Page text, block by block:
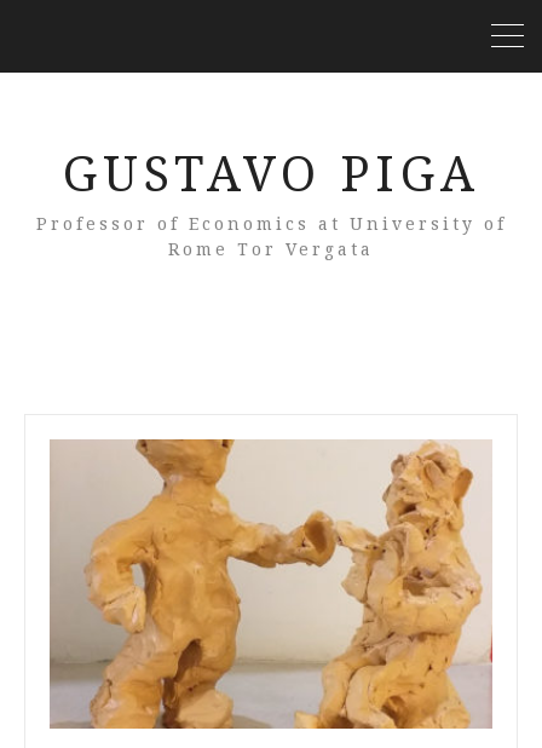
GUSTAVO PIGA
Professor of Economics at University of
Rome Tor Vergata